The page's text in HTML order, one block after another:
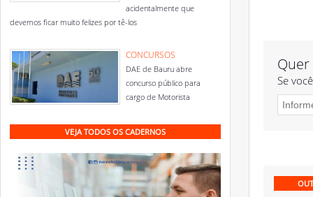
acidentalmente que
devemos ficar muito felizes por tê-los
CONCURSOS
DAE de Bauru abre
concurso público para
cargo de Motorista
VEJA TODOS OS CADERNOS
Se